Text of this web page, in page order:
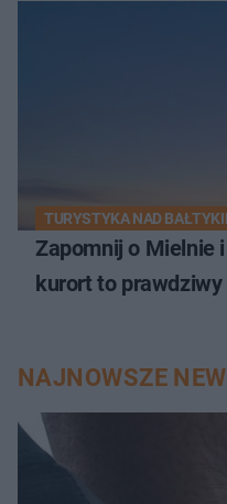
TURYSTYKA NAD
Zapomnij o Mielnie
kurort to
NAJNOWSZE